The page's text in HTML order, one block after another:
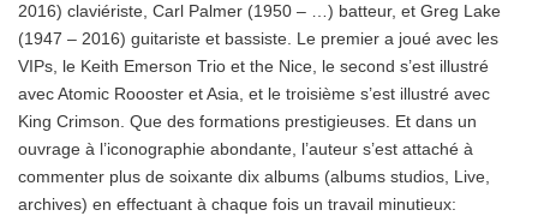
2016) claviériste, Carl Palmer (1950 – …) batteur, et Greg Lake
(1947 – 2016) guitariste et bassiste. Le premier a joué avec les
VIPs, le Keith Emerson Trio et the Nice, le second s’est illustré
avec Atomic Roooster et Asia, et le troisième s’est illustré avec
King Crimson. Que des formations prestigieuses. Et dans un
ouvrage à l’iconographie abondante, l’auteur s’est attaché à
commenter plus de soixante dix albums (albums studios, Live,
archives) en effectuant à chaque fois un travail minutieux: